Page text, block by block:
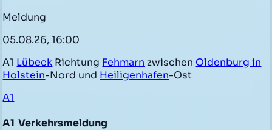
Meldung
05.08.26, 16:00
A1 Lübeck Richtung Fehmarn zwischen Oldenburg in
Holstein-Nord und Heiligenhafen-Ost
A1
A1 Verkehrsmeldung